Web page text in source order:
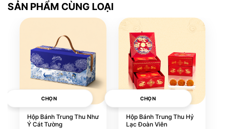
SẢN PHẨM CÙNG LOẠI
Hộp Bánh Trung Thu Như
Ý Cát Tường
CHỌN
Hộp Bánh Trung Thu Hỷ
Lạc Đoàn Viên
CHỌN